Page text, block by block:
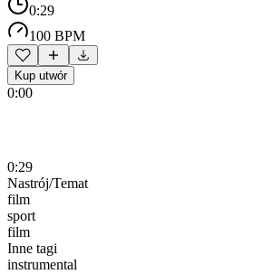
0:29
100 BPM
Kup utwór
0:00
0:29
Nastrój/Temat
film
sport
film
Inne tagi
instrumental